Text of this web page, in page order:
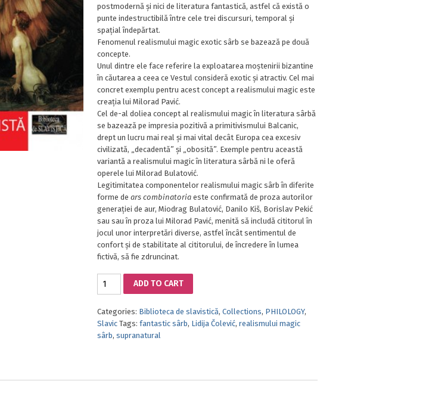
postmodernă și nici de literatura fantastică, astfel că există o
punte indestructibilă între cele trei discursuri, temporal și
spațial îndepărtat.
Fenomenul realismului magic exotic sârb se bazează pe două
concepte.
Unul dintre ele face referire la exploatarea moștenirii bizantine
în căutarea a ceea ce Vestul consideră exotic și atractiv. Cel mai
concret exemplu pentru acest concept a realismului magic este
creația lui Milorad Pavić.
Cel de-al doliea concept al realismului magic în literatura sârbă
se bazează pe impresia pozitivă a primitivismului Balcanic,
drept un lucru mai real și mai vital decât Europa cea excesiv
civilizată, „decadentă” și „obosită”. Exemple pentru această
variantă a realismului magic în literatura sârbă ni le oferă
operele lui Milorad Bulatović.
Legitimitatea componentelor realismului magic sârb în diferite
forme de ars combinatoriaeste confirmată de proza autorilor
generației de aur, Miodrag Bulatović, Danilo Kiš, Borislav Pekić
sau sau în proza lui Milorad Pavić, menită să includă cititorul în
jocul unor interpretări diverse, astfel încât sentimentul de
confort și de stabilitate al cititorului, de încredere în lumea
fictivă, să fie zdruncinat.
FANTASTICUL
MAGIC
ÎN
LITERATURA
ADD TO CART
Categories: Biblioteca de slavistică, Collections, PHILOLOGY,
Slavic Tags: fantastic sârb, Lidija Čolević, realismului magic
sârb, supranatural